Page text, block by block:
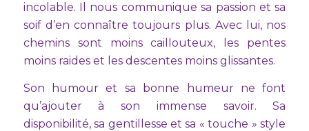
incolable. Il nous communique sa passion et sa
soif d’en connaître toujours plus. Avec lui, nos
chemins sont moins caillouteux, les pentes
moins raides et les descentes moins glissantes.
Son humour et sa bonne humeur ne font
qu’ajouter à son immense savoir. Sa
disponibilité, sa gentillesse et sa « touche » style